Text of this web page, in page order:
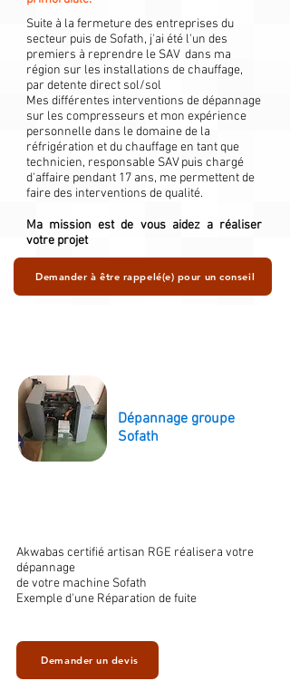
Suite à la fermeture des entreprises du
secteur puis de Sofath, j'ai été l'un des
premiers à reprendre le SAV dans ma
région sur les installations de chauffage,
par detente direct sol/sol
Mes différentes interventions de dépannage
sur les compresseurs et mon expérience
personnelle dans le domaine de la
réfrigération et du chauffage en tant que
technicien, responsable SAV puis chargé
d'affaire pendant 17 ans, me permettent de
faire des interventions de qualité.
Ma mission est de vous aidez a réaliser
votre projet
Demander à être rappelé(e) pour un conseil
Dépannage groupe
Sofath
Akwabas certifié artisan RGE réalisera votre
dépannage
de votre machine Sofath
Exemple d'une Réparation de fuite
Demander un devis